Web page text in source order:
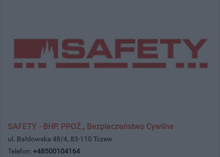
SAFETY - BHP, PPOŻ., Bezpieczeństwo Cywilne
ul. Bałdowska 48/4, 83-110 Tczew
Telefon: +48500104164